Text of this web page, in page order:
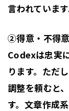
言われています
②得意・不得
Codexは忠実
ります。ただ
調整を頼むと
す。文章作成